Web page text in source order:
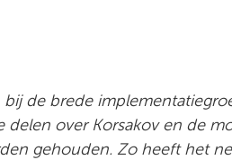
de brede
over Korsakov en de
gehouden. Zo heeft het